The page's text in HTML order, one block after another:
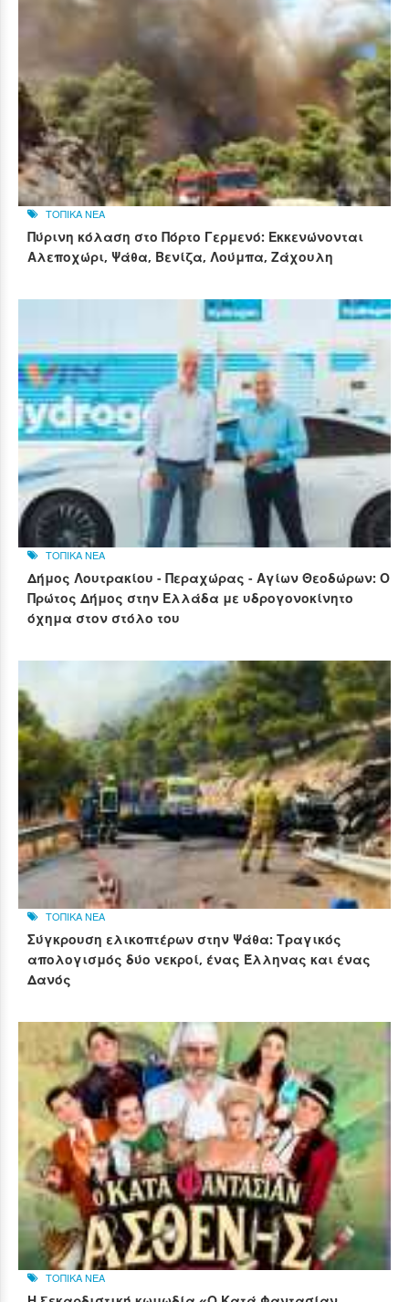
ΤΟΠΙΚΑ ΝΕΑ
Πύρινη κόλαση στο Πόρτο Γερμενό: Εκκενώνονται
Αλεποχώρι, Ψάθα, Βενίζα, Λούμπα, Ζάχουλη
ΤΟΠΙΚΑ ΝΕΑ
Δήμος Λουτρακίου - Περαχώρας - Αγίων Θεοδώρων: Ο
Πρώτος Δήμος στην Ελλάδα με υδρογονοκίνητο
όχημα στον στόλο του
ΤΟΠΙΚΑ ΝΕΑ
Σύγκρουση ελικοπτέρων στην Ψάθα: Τραγικός
απολογισμός δύο νεκροί, ένας Έλληνας και ένας
Δανός
ΤΟΠΙΚΑ ΝΕΑ